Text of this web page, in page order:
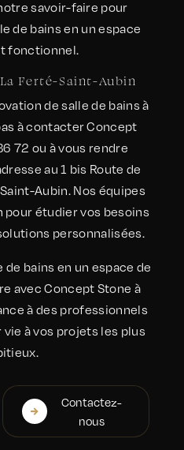
savoir-faire pour
de bains en un espace
fonctionnel.
Ferté-Saint-Aubin
de salle de bains à
à contacter Concept
72 ou à vous rendre
au 1 bis Route de
Aubin. Nos équipes
étudier vos besoins
personnalisées.
bains en un espace de
avec Concept Stone à
à des professionnels
à vos projets les plus
Contactez-
nous